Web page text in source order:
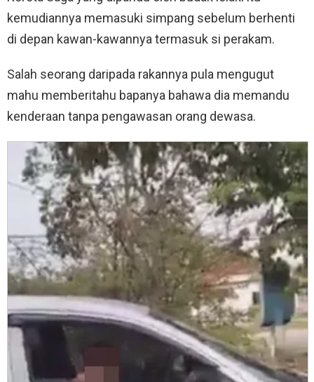
kemudiannya memasuki simpang sebelum berhenti
di depan kawan-kawannya termasuk si perakam.
Salah seorang daripada rakannya pula mengugut
mahu memberitahu bapanya bahawa dia memandu
kenderaan tanpa pengawasan orang dewasa.